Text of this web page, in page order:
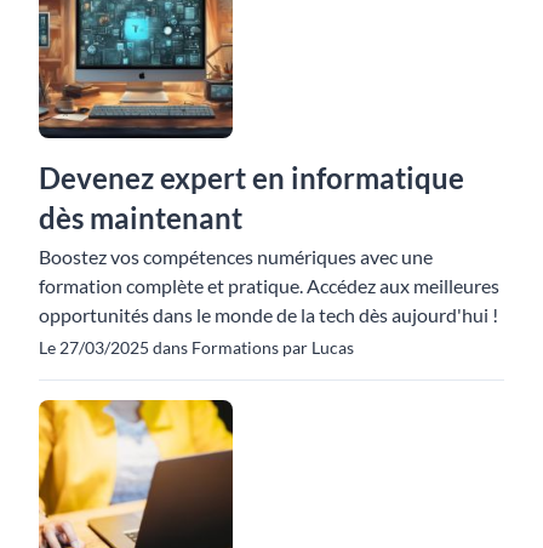
Devenez expert en informatique
dès maintenant
Boostez vos compétences numériques avec une
formation complète et pratique. Accédez aux meilleures
opportunités dans le monde de la tech dès aujourd'hui !
Le 27/03/2025 dans Formations par Lucas